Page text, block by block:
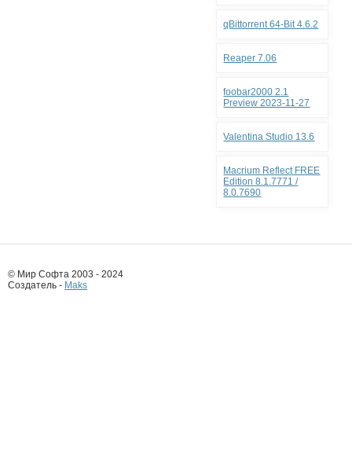
qBittorrent 64-Bit 4.6.2
Reaper 7.06
foobar2000 2.1
Preview 2023-11-27
Valentina Studio 13.6
Macrium Reflect FREE
Edition 8.1.7771 /
8.0.7690
© Мир Софта 2003 - 2024
Создатель - Maks